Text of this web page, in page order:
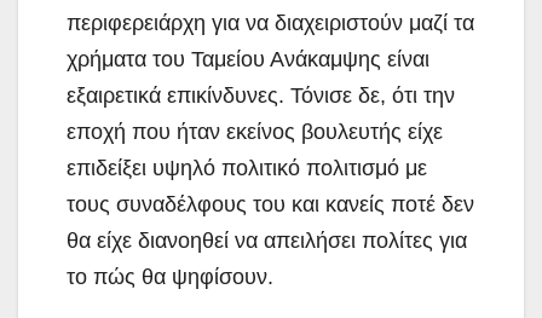
περιφερειάρχη για να διαχειριστούν μαζί τα
χρήματα του Ταμείου Ανάκαμψης είναι
εξαιρετικά επικίνδυνες. Τόνισε δε, ότι την
εποχή που ήταν εκείνος βουλευτής είχε
επιδείξει υψηλό πολιτικό πολιτισμό με
τους συναδέλφους του και κανείς ποτέ δεν
θα είχε διανοηθεί να απειλήσει πολίτες για
το πώς θα ψηφίσουν.